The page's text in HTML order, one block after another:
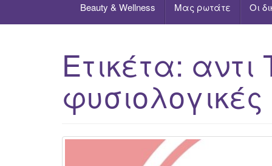
Beauty & Wellness Μας ρωτάτε Οι
Ετικέτα: αντι
φυσιολογικές